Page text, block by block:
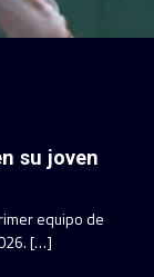
su joven
equipo de
[…]